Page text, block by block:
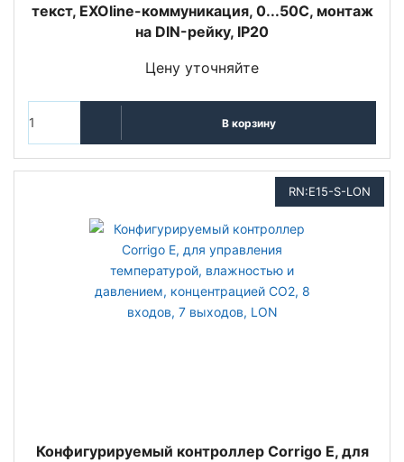
текст, EXOline-коммуникация, 0...50С, монтаж
на DIN-рейку, IP20
Цену уточняйте
В корзину
RN:E15-S-LON
Конфигурируемый контроллер Corrigo E, для